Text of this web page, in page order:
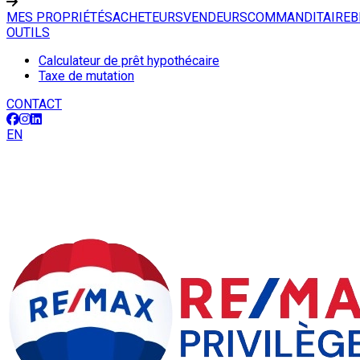
MES PROPRIÉTÉSACHETEURSVENDEURSCOMMANDITAIRE
OUTILS
Calculateur de prêt hypothécaire
Taxe de mutation
CONTACT
EN